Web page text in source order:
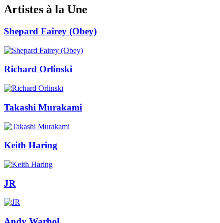
Artistes à la Une
Shepard Fairey (Obey)
Richard Orlinski
Takashi Murakami
Keith Haring
JR